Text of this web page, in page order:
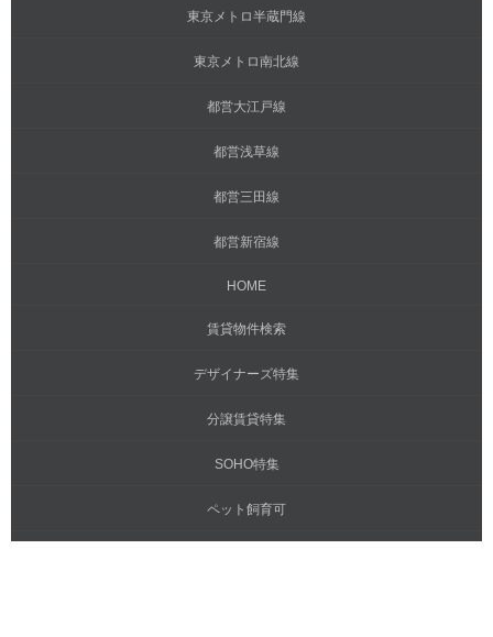
東京メトロ半蔵門線
東京メトロ南北線
都営大江戸線
都営浅草線
都営三田線
都営新宿線
HOME
賃貸物件検索
デザイナーズ特集
分譲賃貸特集
SOHO特集
ペット飼育可